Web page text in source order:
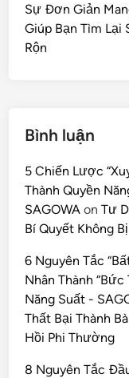
Sự Đơn Giản
Giúp Bạn Tìm Lại
Rộn
Bình luận
5 Chiến Lược
Thành Quyền
SAGOWA onTư
Bí Quyết Không
6 Nguyên Tắc
Nhân Thành
Năng Suất -
Thất Bại Thành
Hồi Phi Thường
8 Nguyên Tắc